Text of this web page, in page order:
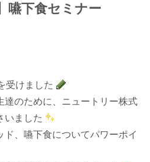
嚥下食セミナー
受けました
達のために、ニュートリー株式
いました
、嚥下食についてパワーポイ